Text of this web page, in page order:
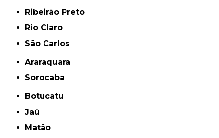
Ribeirão Preto
Rio Claro
São Carlos
Araraquara
Sorocaba
Botucatu
Jaú
Matão